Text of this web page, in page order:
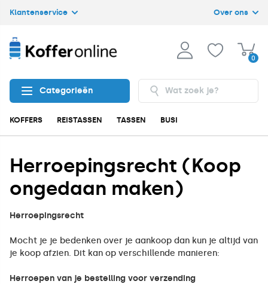
Klantenservice Over ons
0
Categorieën
KOFFERS REISTASSEN TASSEN BUSINESS
Herroepingsrecht (Koop
ongedaan maken)
Herroepingsrecht
Mocht je je bedenken over je aankoop dan kun je altijd van
je koop afzien. Dit kan op verschillende manieren:
Herroepen van je bestelling voor verzending